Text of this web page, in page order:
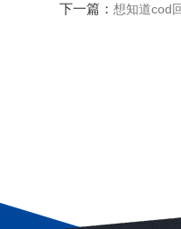
下一篇： 想知道cod